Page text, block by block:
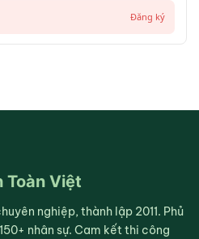
Đăng ký
Toàn Việt
nghiệp, thành lập 2011. Phủ
nhân sự. Cam kết thi công